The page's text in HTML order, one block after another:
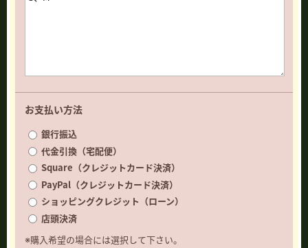
お支払い方法
銀行振込
代金引換（宅配便）
Square（クレジットカード決済）
PayPal（クレジットカード決済）
ショッピングクレジット（ローン）
店頭決済
※購入希望の場合には選択して下さい。